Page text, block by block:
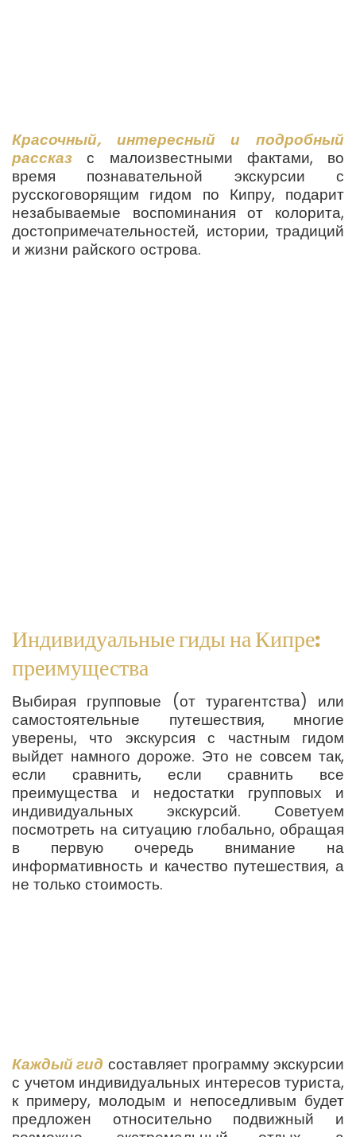
Красочный, интересный и подробный
рассказ с малоизвестными фактами, во
время познавательной экскурсии с
русскоговорящим гидом по Кипру, подарит
незабываемые воспоминания от колорита,
достопримечательностей, истории, традиций
и жизни райского острова.
Индивидуальные гиды на Кипре:
преимущества
Выбирая групповые (от турагентства) или
самостоятельные путешествия, многие
уверены, что экскурсия с частным гидом
выйдет намного дороже. Это не совсем так,
если сравнить, если сравнить все
преимущества и недостатки групповых и
индивидуальных экскурсий. Советуем
посмотреть на ситуацию глобально, обращая
в первую очередь внимание на
информативность и качество путешествия, а
не только стоимость.
Каждый гид составляет программу экскурсии
с учетом индивидуальных интересов туриста,
к примеру, молодым и непоседливым будет
предложен относительно подвижный и